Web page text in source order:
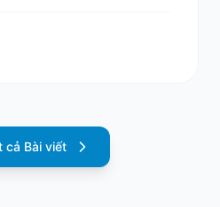
cả Bài viết